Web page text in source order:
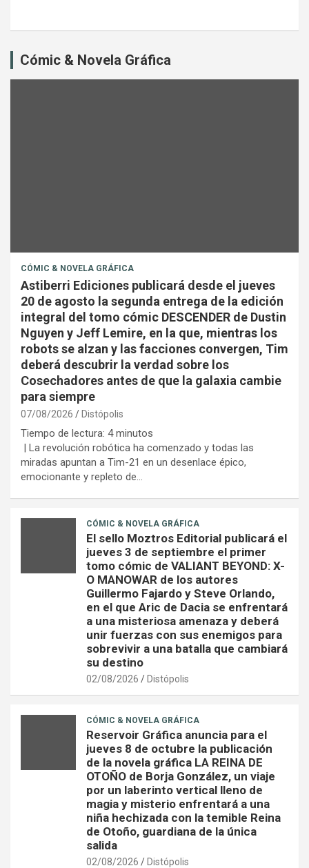
Cómic & Novela Gráfica
CÓMIC & NOVELA GRÁFICA
Astiberri Ediciones publicará desde el jueves
20 de agosto la segunda entrega de la edición
integral del tomo cómic DESCENDER de Dustin
Nguyen y Jeff Lemire, en la que, mientras los
robots se alzan y las facciones convergen, Tim
deberá descubrir la verdad sobre los
Cosechadores antes de que la galaxia cambie
para siempre
07/08/2026 Distópolis
Tiempo de lectura: 4 minutos
| La revolución robótica ha comenzado y todas las
miradas apuntan a Tim-21 en un desenlace épico,
emocionante y repleto de…
CÓMIC & NOVELA GRÁFICA
El sello Moztros Editorial publicará el
jueves 3 de septiembre el primer
tomo cómic de VALIANT BEYOND: X-
O MANOWAR de los autores
Guillermo Fajardo y Steve Orlando,
en el que Aric de Dacia se enfrentará
a una misteriosa amenaza y deberá
unir fuerzas con sus enemigos para
sobrevivir a una batalla que cambiará
su destino
02/08/2026 Distópolis
CÓMIC & NOVELA GRÁFICA
Reservoir Gráfica anuncia para el
jueves 8 de octubre la publicación
de la novela gráfica LA REINA DE
OTOÑO de Borja González, un viaje
por un laberinto vertical lleno de
magia y misterio enfrentará a una
niña hechizada con la temible Reina
de Otoño, guardiana de la única
salida
02/08/2026 Distópolis